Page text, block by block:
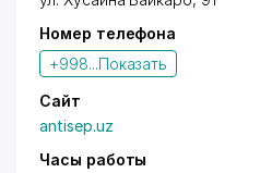
Номер телефона
+998...Показать
Сайт
antisep.uz
Часы работы